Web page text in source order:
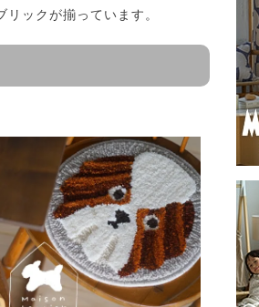
ックが揃っています。